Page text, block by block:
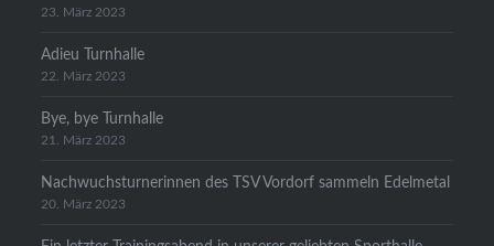
23. März 2023
Adieu Turnhalle
22. März 2023
Bye, bye Turnhalle
21. März 2023
Nachwuchsturnerinnen des TSV Vordorf sammeln Edelmetal
20. März 2023